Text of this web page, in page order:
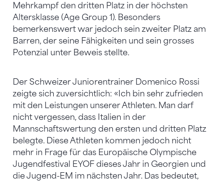
Mehrkampf den dritten Platz in der höchsten
Altersklasse (Age Group 1). Besonders
bemerkenswert war jedoch sein zweiter Platz am
Barren, der seine Fähigkeiten und sein grosses
Potenzial unter Beweis stellte.
Der Schweizer Juniorentrainer Domenico Rossi
zeigte sich zuversichtlich: «Ich bin sehr zufrieden
mit den Leistungen unserer Athleten. Man darf
nicht vergessen, dass Italien in der
Mannschaftswertung den ersten und dritten Platz
belegte. Diese Athleten kommen jedoch nicht
mehr in Frage für das Europäische Olympische
Jugendfestival EYOF dieses Jahr in Georgien und
die Jugend-EM im nächsten Jahr. Das bedeutet,